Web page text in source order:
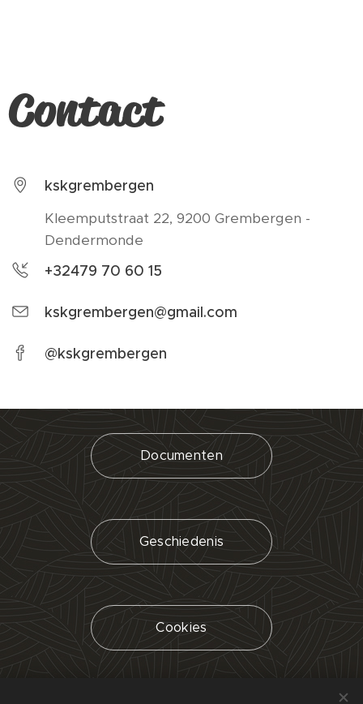
Contact
kskgrembergen
Kleemputstraat 22, 9200 Grembergen -
Dendermonde
+32479 70 60 15
kskgrembergen@gmail.com
@kskgrembergen
Documenten
Geschiedenis
Cookies